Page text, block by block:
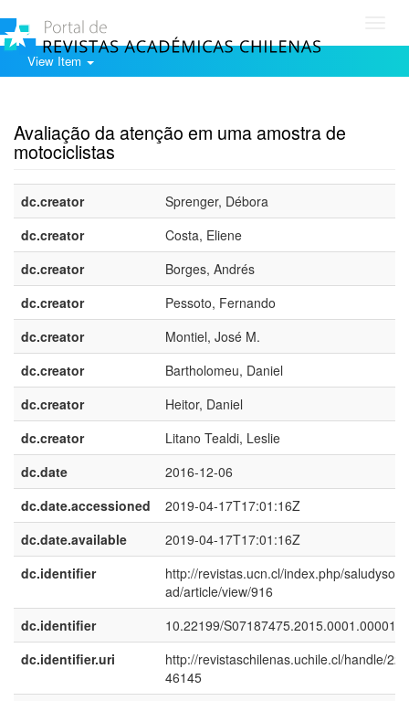
View Item
Avaliação da atenção em uma amostra de
motociclistas
dc.creator
Sprenger, Débora
dc.creator
Costa, Eliene
dc.creator
Borges, Andrés
dc.creator
Pessoto, Fernando
dc.creator
Montiel, José M.
dc.creator
Bartholomeu, Daniel
dc.creator
Heitor, Daniel
dc.creator
Litano Tealdi, Leslie
dc.date
2016-12-06
dc.date.accessioned
2019-04-17T17:01:16Z
dc.date.available
2019-04-17T17:01:16Z
dc.identifier
http://revistas.ucn.cl/index.php/
ad/article/view/916
dc.identifier
10.22199/S07187475.2015.0001.00001
dc.identifier.uri
http://revistaschilenas.uchile.cl/handle/
46145